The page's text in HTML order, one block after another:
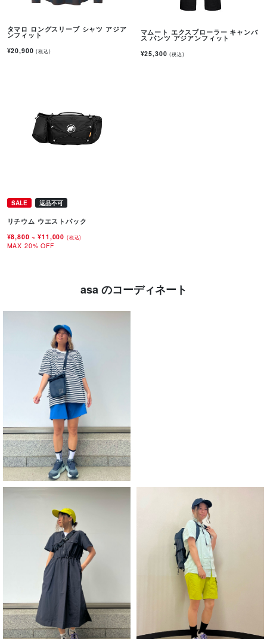
タマロ ロングスリーブ シャツ アジア
ンフィット
¥20,900(税込)
マムート エクスプローラー キャンバ
ス パンツ アジアンフィット
¥25,300(税込)
SALE 返品不可
リチウム ウエストパック
¥8,800~ ¥11,000 (税込)
MAX 20% OFF
asa のコーディネート